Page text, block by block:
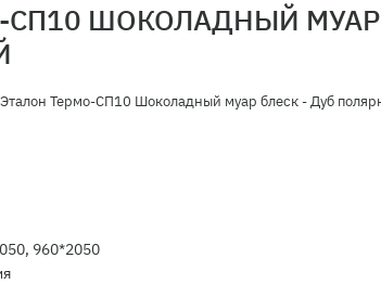
СП10 ШОКОЛАДНЫЙ
Термо-СП10 Шоколадный муар блеск - Дуб
960*2050